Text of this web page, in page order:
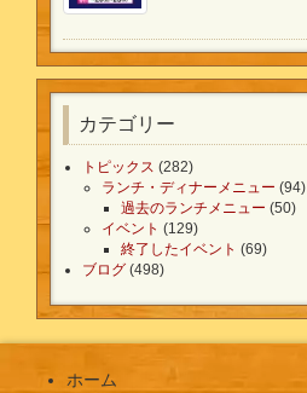
カテゴリー
トピックス (282)
ランチ・ディナーメニュー (94)
過去のランチメニュー (50)
イベント (129)
終了したイベント (69)
ブログ (498)
ホーム